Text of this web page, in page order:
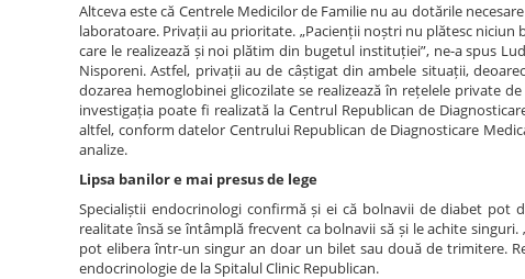
Altceva este că Centrele Medicilor de Familie nu au dotările
laboratoare. Privații au prioritate. „Pacienții noștri nu plătesc
care le realizează și noi plătim din bugetul instituției”, ne-a spus
Nisporeni. Astfel, privații au de câștigat din ambele situații,
dozarea hemoglobinei glicozilate se realizează în rețelele private
investigația poate fi realizată la Centrul Republican de
altfel, conform datelor Centrului Republican de Diagnosticare
analize.
Lipsa banilor e mai presus de lege
Specialiștii endocrinologi confirmă și ei că bolnavii de diabet
realitate însă se întâmplă frecvent ca bolnavii să și le achite
pot elibera într-un singur an doar un bilet sau două de trimitere.
endocrinologie de la Spitalul Clinic Republican.